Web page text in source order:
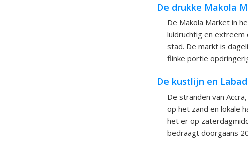
De drukke Makola
De Makola Market in
luidruchtig en extreem
stad. De markt is
flinke portie
De kustlijn en
De stranden van
op het zand en lokale
het er op
bedraagt doorgaans